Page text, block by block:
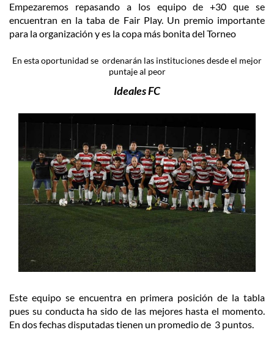
Empezaremos repasando a los equipo de +30 que se
encuentran en la taba de Fair Play. Un premio importante
para la organización y es la copa más bonita del Torneo
En esta oportunidad se ordenarán las instituciones desde el mejor
puntaje al peor
Ideales FC
Este equipo se encuentra en primera posición de la tabla
pues su conducta ha sido de las mejores hasta el momento.
En dos fechas disputadas tienen un promedio de 3 puntos.